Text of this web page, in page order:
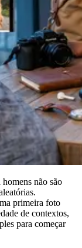
não são
primeira foto
de contextos,
para começar